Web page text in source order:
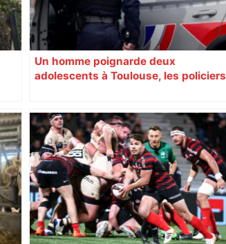
Un homme poignarde deux
adolescents à Toulouse, les policiers